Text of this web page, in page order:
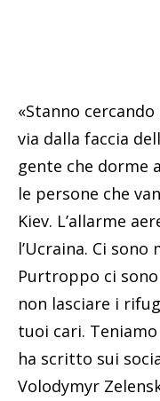
«Stanno
via dalla faccia
gente che dorme
le persone che
Kiev. L’allarme
l’Ucraina. Ci
Purtroppo ci
non lasciare i
tuoi cari.
ha scritto sui
Volodymyr